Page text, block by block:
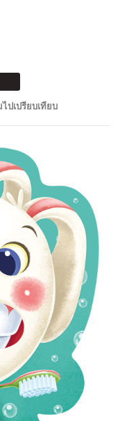
ไปเปรียบเทียบ